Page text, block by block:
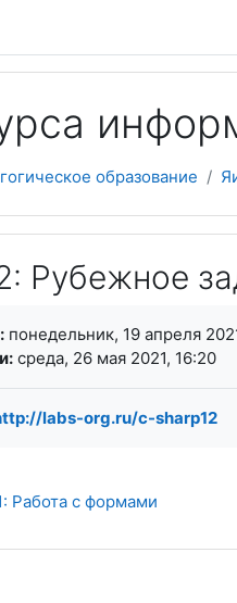
образование
Рубежное
понедельник, 19 апреля
среда, 26 мая 2021, 16:20
labs-org.ru/c-sharp12
Работа с формами